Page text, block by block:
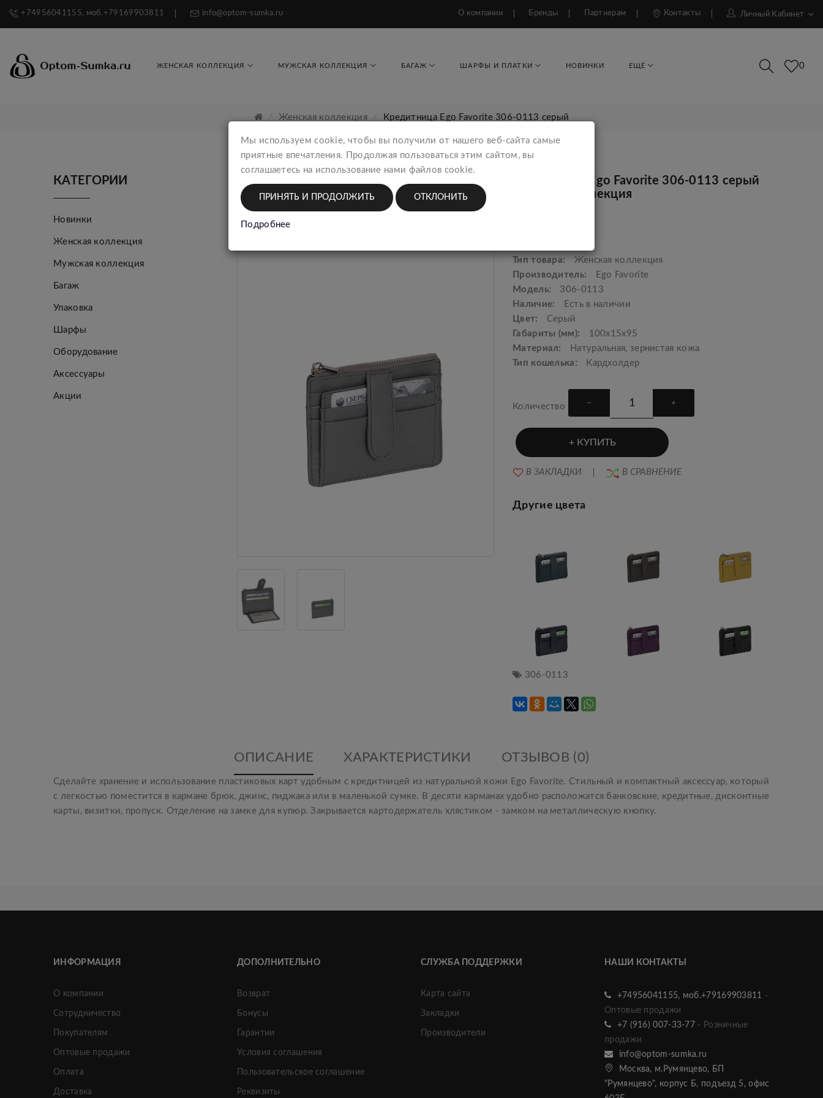
+74956041155, моб.+79169903811 info@optom-sumka.ru О компании Бренды Партнерам Контакты Личный Кабинет
ЖЕНСКАЯ КОЛЛЕКЦИЯ МУЖСКАЯ КОЛЛЕКЦИЯ БАГАЖ ШАРФЫ И ПЛАТКИ НОВИНКИ ЕЩЁ 0
Женская коллекция Кредитница Ego Favorite 306-0113 серый
КАТЕГОРИИ
Новинки
Женская коллекция
Мужская коллекция
Багаж
Упаковка
Шарфы
Оборудование
Аксессуары
Акции
Кредитница Ego Favorite 306-0113 серый
Женская коллекция
Тип товара:
Женская коллекция
Производитель:
Ego Favorite
Модель:
306-0113
Наличие:
Есть в наличии
Цвет:
Серый
Габариты (мм):
100х15х95
Материал:
Натуральная, зернистая кожа
Тип кошелька:
Кардхолдер
Количество
КУПИТЬ
В ЗАКЛАДКИ В СРАВНЕНИЕ
Другие цвета
306-0113
ОПИСАНИЕ ХАРАКТЕРИСТИКИ ОТЗЫВОВ (0)
Сделайте хранение и использование пластиковых карт удобным с кредитницей из натуральной кожи Ego Favorite. Стильный и компактный аксессуар, который
с легкостью поместится в кармане брюк, джинс, пиджака или в маленькой сумке. В десяти карманах удобно расположатся банковские, кредитные, дисконтные
карты, визитки, пропуск. Отделение на замке для купюр. Закрывается картодержатель хлястиком - замком на металлическую кнопку.
ИНФОРМАЦИЯ
О компании
Сотрудничество
Покупателям
Оптовые продажи
Оплата
Доставка
ДОПОЛНИТЕЛЬНО
Возврат
Бонусы
Гарантии
Условия соглашения
Пользовательское соглашение
Реквизиты
СЛУЖБА ПОДДЕРЖКИ
Карта сайта
Закладки
Производители
НАШИ КОНТАКТЫ
+74956041155, моб.+79169903811
-
Оптовые продажи
+7 (916) 007-33-77 - Розничные
продажи
info@optom-sumka.ru
Москва, м.Румянцево, БП
"Румянцево", корпус Б, подъезд 5, офис
Мы используем cookie, чтобы вы получили от нашего веб-сайта самые
приятные впечатления. Продолжая пользоваться этим сайтом, вы
соглашаетесь на использование нами файлов cookie.
ПРИНЯТЬ И ПРОДОЛЖИТЬ ОТКЛОНИТЬ
Подробнее